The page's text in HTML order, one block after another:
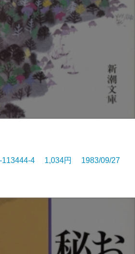
113444-4 1,034円 1983/09/27